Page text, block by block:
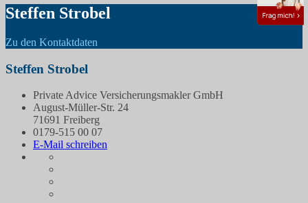
Steffen Strobel
Zu den Kontaktdaten
Steffen Strobel
Private Advice Versicherungsmakler GmbH
August-Müller-Str. 24
71691 Freiberg
0179-515 00 07
E-Mail schreiben